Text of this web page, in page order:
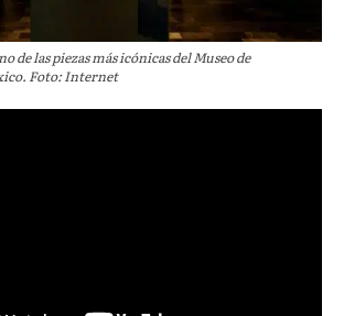
de las piezas más icónicas del Museo de
Foto: Internet